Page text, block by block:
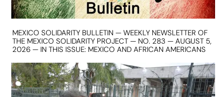
MEXICO SOLIDARITY BULLETIN — WEEKLY NEWSLETTER OF
THE MEXICO SOLIDARITY PROJECT — NO. 283 — AUGUST 5,
2026 — IN THIS ISSUE: MEXICO AND AFRICAN AMERICANS